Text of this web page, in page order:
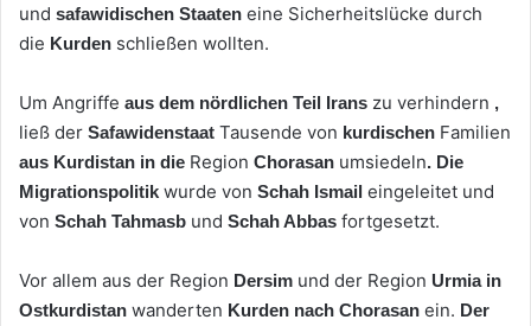
und safawidischen Staaten eine Sicherheitslücke durch
die Kurden schließen wollten.
Um Angriffe aus dem nördlichen Teil Irans zu verhindern ,
ließ der Safawidenstaat Tausende von kurdischen Familien
aus Kurdistan in die Region Chorasan umsiedeln. Die
Migrationspolitik wurde von Schah Ismail eingeleitet und
von Schah Tahmasb und Schah Abbas fortgesetzt.
Vor allem aus der Region Dersim und der Region Urmia in
Ostkurdistan wanderten Kurden nach Chorasan ein. Der